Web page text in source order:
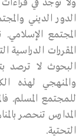
ولا توجد في
الدور الديني
المجتمع
المقررات الدراسية
البحوث لا ترصد
والمنهجي لهذه
للمجتمع المسلم.
المدارس تنحصر
التحتية.